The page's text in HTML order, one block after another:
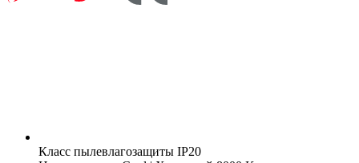
Класс пылевлагозащиты IP20